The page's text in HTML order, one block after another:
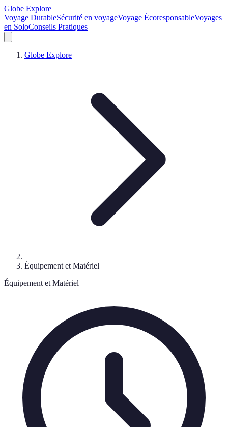
Globe Explore
Voyage DurableSécurité en voyageVoyage ÉcoresponsableVoyages
en SoloConseils Pratiques
Globe Explore
Équipement et Matériel
Équipement et Matériel